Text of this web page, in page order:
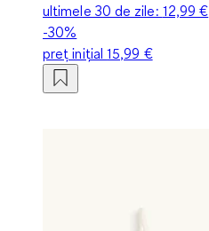
ultimele 30 de zile: 12,99 €
-30%
preț inițial15,99 €